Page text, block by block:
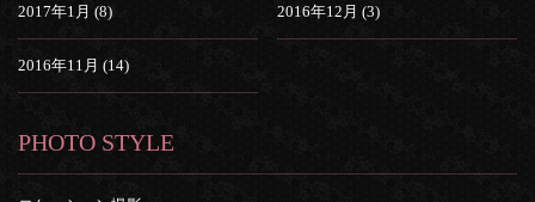
2017年1月 (8) 2016年12月 (3)
2016年11月 (14)
PHOTO STYLE